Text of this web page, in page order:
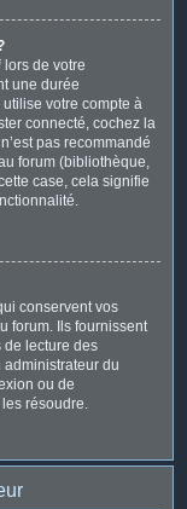
lors de votre
une durée
votre compte à
connecté, cochez la
pas recommandé
forum (bibliothèque,
case, cela signifie
conservent vos
forum. Ils fournissent
de lecture des
du
ou de
résoudre.